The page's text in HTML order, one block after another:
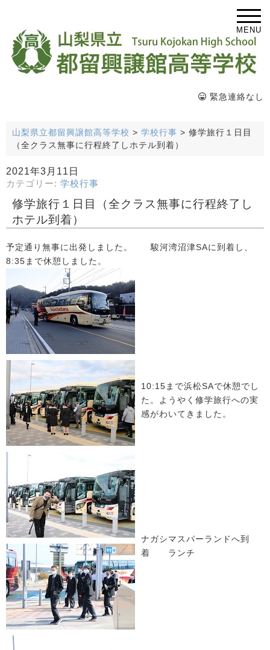
MENU
緊急連絡なし
山梨県立都留興譲館高等学校 > 学校行事 > 修学旅行１日目
（全クラス無事に行程終了しホテル到着）
2021年3月11日
カテゴリー: 学校行事
修学旅行１日目（全クラス無事に行程終了し
ホテル到着）
予定通り無事に出発しました。 駿河湾沼津SAに到着し、
8:35まで休憩しました。
10:15まで浜松SAで休憩でし
た。ようやく修学旅行への実
感がわいてきました。
ナガシマスパーランドへ到
着 ランチ